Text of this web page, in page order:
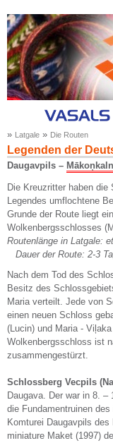
» Latgale » Die Routen
Legenden der
Daugavpils –
Die Kreuzritter haben
Legendes umflochtene
Grunde der Route liegt
Wolkenbergsschlosses
Routenlänge in Latgale:
Dauer der Route: 2-3
Nach dem Tod des
Besitz des
Maria verteilt. Jede von
einen neuen Schloss
(Lucin) und Maria -
Wolkenbergsschloss ist
zusammengestürzt.
Schlossberg Vecpils
Daugava. Der war in 8.
die Fundamentruinen
Komturei Daugavpils
miniature Maket (1997)